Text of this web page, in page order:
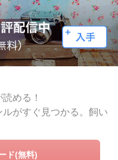
める！
がすぐ見つかる。飼い
ド(無料)